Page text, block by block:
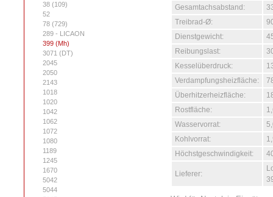
38 (109)
52
78 (729)
289 - LICAON
399 (Mh)
3071 (DT)
2045
2050
2143
1018
1020
1042
1062
1072
1080
1189
1245
1670
5042
5044
Gesamtachsabstand:
Treibrad-Ø:
Dienstgewicht:
Reibungslast:
Kesselüberdruck:
Verdampfungsheizfläche:
Überhitzerheizfläche:
Rostfläche:
Wasservorrat:
Kohlvorrat:
Höchstgeschwindigkeit:
Lieferer: